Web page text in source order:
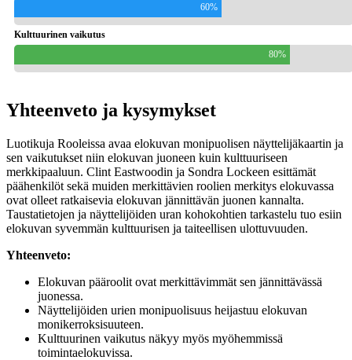
60%
Kulttuurinen vaikutus
80%
Yhteenveto ja kysymykset
Luotikuja Rooleissa avaa elokuvan monipuolisen näyttelijäkaartin ja
sen vaikutukset niin elokuvan juoneen kuin kulttuuriseen
merkkipaaluun. Clint Eastwoodin ja Sondra Lockeen esittämät
päähenkilöt sekä muiden merkittävien roolien merkitys elokuvassa
ovat olleet ratkaisevia elokuvan jännittävän juonen kannalta.
Taustatietojen ja näyttelijöiden uran kohokohtien tarkastelu tuo esiin
elokuvan syvemmän kulttuurisen ja taiteellisen ulottuvuuden.
Yhteenveto:
Elokuvan pääroolit ovat merkittävimmät sen jännittävässä
juonessa.
Näyttelijöiden urien monipuolisuus heijastuu elokuvan
monikerroksisuuteen.
Kulttuurinen vaikutus näkyy myös myöhemmissä
toimintaelokuvissa.